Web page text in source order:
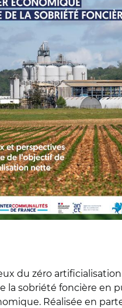
du zéro
sobriété foncière en
Réalisée en